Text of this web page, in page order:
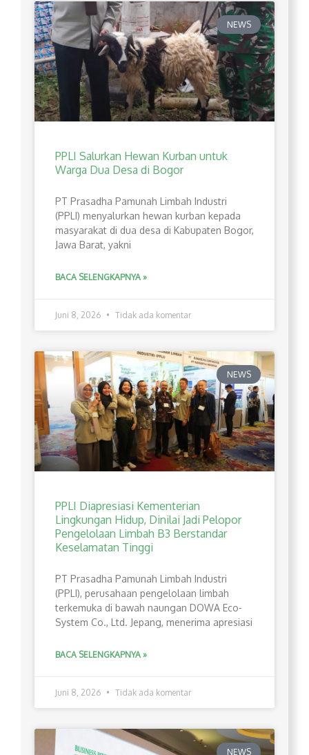
NEWS
PPLI Salurkan Hewan Kurban untuk
Warga Dua Desa di Bogor
PT Prasadha Pamunah Limbah Industri
(PPLI) menyalurkan hewan kurban kepada
masyarakat di dua desa di Kabupaten Bogor,
Jawa Barat, yakni
BACA SELENGKAPNYA »
Juni 8, 2026 Tidak ada komentar
NEWS
PPLI Diapresiasi Kementerian
Lingkungan Hidup, Dinilai Jadi Pelopor
Pengelolaan Limbah B3 Berstandar
Keselamatan Tinggi
PT Prasadha Pamunah Limbah Industri
(PPLI), perusahaan pengelolaan limbah
terkemuka di bawah naungan DOWA Eco-
System Co., Ltd. Jepang, menerima apresiasi
BACA SELENGKAPNYA »
Juni 8, 2026 Tidak ada komentar
NEWS